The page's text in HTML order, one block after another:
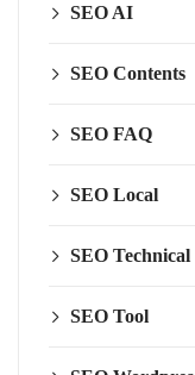
SEO AI
SEO Contents
SEO FAQ
SEO Local
SEO Technical
SEO Tool